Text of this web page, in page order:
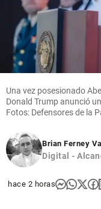
Una vez posesionado
Donald Trump anunció
Fotos: Defensores de la
Brian Ferney
Digital -
hace 2 horas